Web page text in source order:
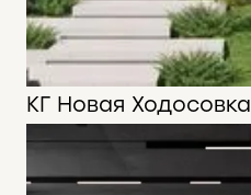
КГ Новая Ходосовка